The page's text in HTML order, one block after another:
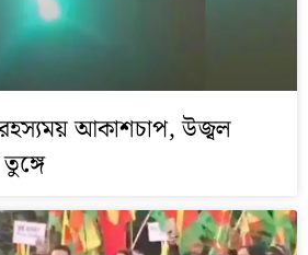
আকাশচাপ, উজ্বল